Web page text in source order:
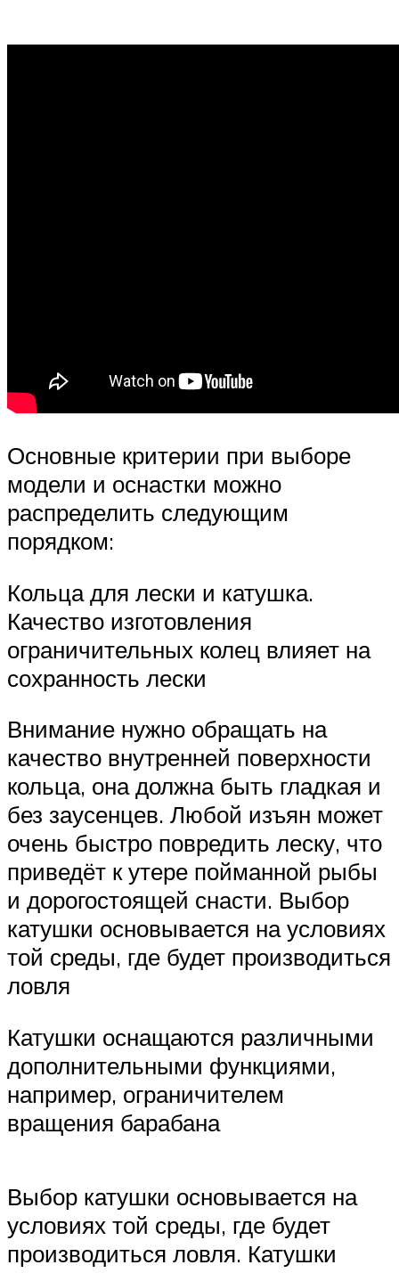
Основные критерии при выборе
модели и оснастки можно
распределить следующим
порядком:
Кольца для лески и катушка.
Качество изготовления
ограничительных колец влияет на
сохранность лески
Внимание нужно обращать на
качество внутренней поверхности
кольца, она должна быть гладкая и
без заусенцев. Любой изъян может
очень быстро повредить леску, что
приведёт к утере пойманной рыбы
и дорогостоящей снасти. Выбор
катушки основывается на условиях
той среды, где будет производиться
ловля
Катушки оснащаются различными
дополнительными функциями,
например, ограничителем
вращения барабана
Выбор катушки основывается на
условиях той среды, где будет
производиться ловля. Катушки